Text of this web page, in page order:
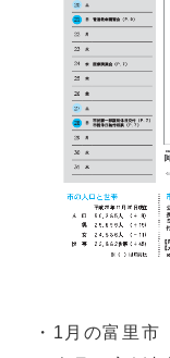
・1月の富里市